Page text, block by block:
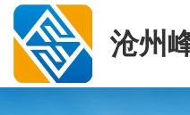
沧州